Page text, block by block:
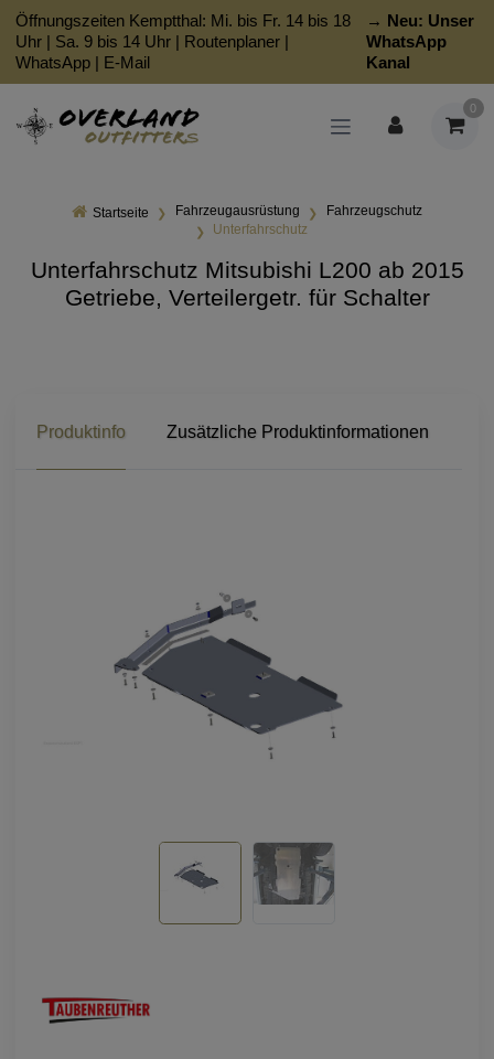
Öffnungszeiten Kemptthal: Mi. bis Fr. 14 bis 18
Uhr | Sa. 9 bis 14 Uhr | Routenplaner |
WhatsApp | E-Mail
→ Neu: Unser
WhatsApp
Kanal
0
Startseite Fahrzeugausrüstung
Fahrzeugschutz
Unterfahrschutz
Unterfahrschutz Mitsubishi L200 ab 2015
Getriebe, Verteilergetr. für Schalter
Produktinfo Zusätzliche Produktinformationen